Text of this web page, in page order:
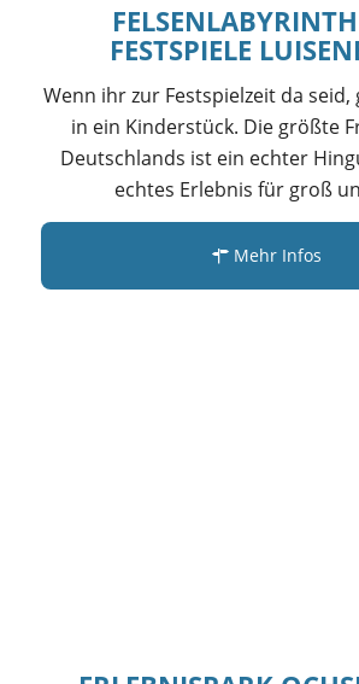
FESTSPIELE
Wenn ihr zur Festspielzeit da
in ein Kinderstück. Die größte
Deutschlands ist ein echter
echtes Erlebnis für groß
Mehr Infos